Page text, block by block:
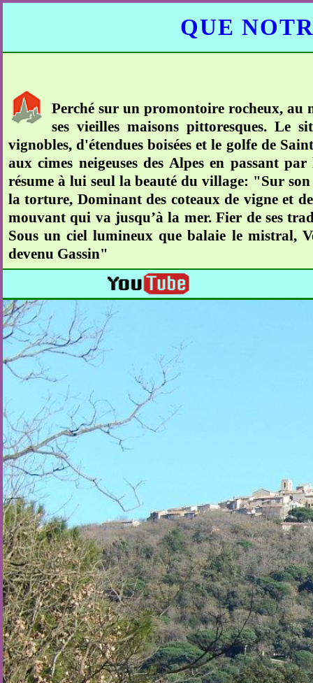
QUE
Perché sur un promontoire rocheux, au
ses vieilles maisons pittoresques. Le
vignobles, d'étendues boisées et le golfe de
aux cimes neigeuses des Alpes en passant
résume à lui seul la beauté du village: "Sur
la torture, Dominant des coteaux de vigne et
mouvant qui va jusqu’à la mer. Fier de ses
Sous un ciel lumineux que balaie le mistral,
devenu Gassin"